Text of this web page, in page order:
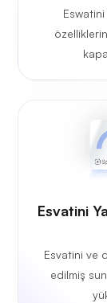
Esvatini
Esvatini ve
edilmiş